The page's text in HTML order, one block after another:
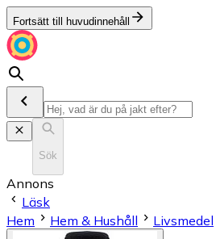
Fortsätt till huvudinnehåll
Sök
Annons
Läsk
Hem
Hem & Hushåll Livsmedel